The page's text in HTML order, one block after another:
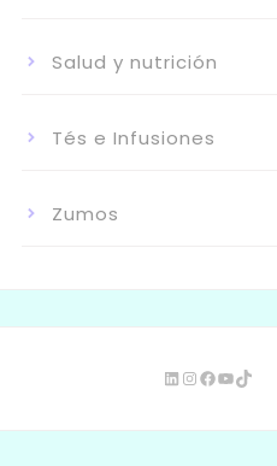
Salud y nutrición
Tés e Infusiones
Zumos